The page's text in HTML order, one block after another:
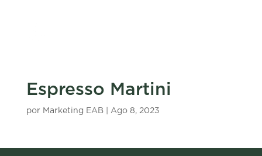
Espresso Martini
por Marketing EAB| Ago 8, 2023